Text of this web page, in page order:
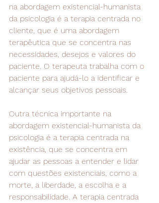
na abordagem existencial-humanista
da psicologia é a terapia centrada no
cliente, que é uma abordagem
terapêutica que se concentra nas
necessidades, desejos e valores do
paciente. O terapeuta trabalha com o
paciente para ajudá-lo a identificar e
alcançar seus objetivos pessoais.
Outra técnica importante na
abordagem existencial-humanista da
psicologia é a terapia centrada na
existência, que se concentra em
ajudar as pessoas a entender e lidar
com questões existenciais, como a
morte, a liberdade, a escolha e a
responsabilidade. A terapia centrada